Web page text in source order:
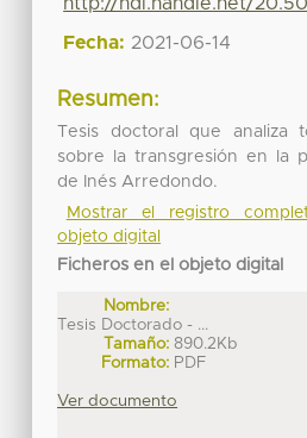
http://hdl.handle.net/
Fecha: 2021-06-14
Resumen:
Tesis doctoral que analiza
sobre la transgresión en la
de Inés Arredondo.
Mostrar el registro
objeto digital
Ficheros en el objeto digital
Nombre:
Tesis Doctorado - ...
Tamaño: 890.2Kb
Formato: PDF
Ver documento